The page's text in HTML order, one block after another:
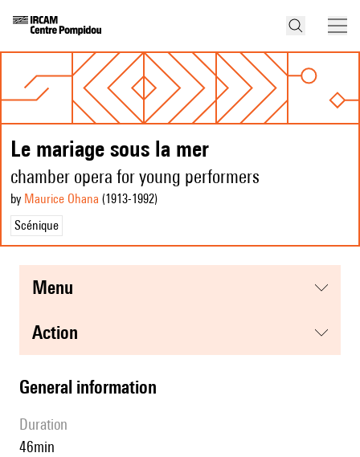
Le mariage sous la mer
chamber opera for young performers
by Maurice Ohana (1913-1992)
Scénique
menu
action
general information
duration
46min